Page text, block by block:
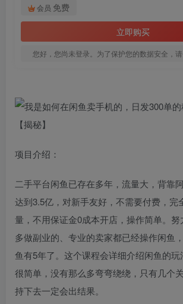
会员 免费
立即购买
您好，您尚未登录。为了保护您的数据安全，请
项目介绍：
二手平台闲鱼已存在多年，流量大，背靠
达到3.5亿，对新手友好，不需要付费，完
量，不用保证金0成本开店，操作简单。
多做副业的、专业的卖家都已经操作闲鱼
鱼有5年了。这个课程会详细介绍闲鱼的玩
很简单，没有那么多弯弯绕绕，只有几个
持下去一定会出结果。